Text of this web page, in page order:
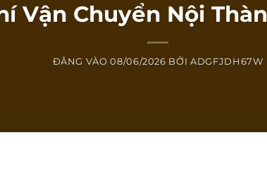
Vận Chuyển Nội
ĐĂNG VÀO08/06/2026 BỞIADGFJDH67W